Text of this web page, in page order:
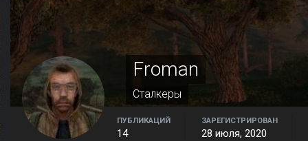
Froman
Сталкеры
ПУБЛИКАЦИЙ
14
ЗАРЕГИСТРИРОВАН
28 июля, 2020